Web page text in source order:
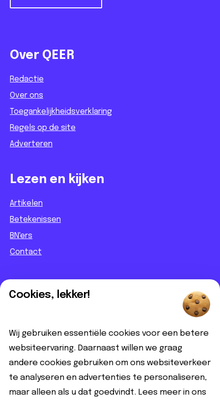
Over QEER
Redactie
Over ons
Toegankelijkheidsverklaring
Regels op de site
Adverteren
Lezen en kijken
Artikelen
Betekenissen
BN'ers
Contact
Informatief
Partnerbijdrage
Disclaimer
Volg ons
Cookies, lekker!
Wij gebruiken essentiële cookies voor een betere
websiteervaring. Daarnaast willen we graag
andere cookies gebruiken om ons websiteverkeer
te analyseren en advertenties te personaliseren,
maar alleen als u dat goedvindt. Lees meer in ons